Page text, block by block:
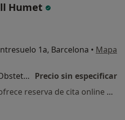
Humet
1a, Barcelona • Mapa
Visita Ginecología y Obstetricia Precio sin especificar
Este especialista no ofrece reserva de cita online en esta dirección.